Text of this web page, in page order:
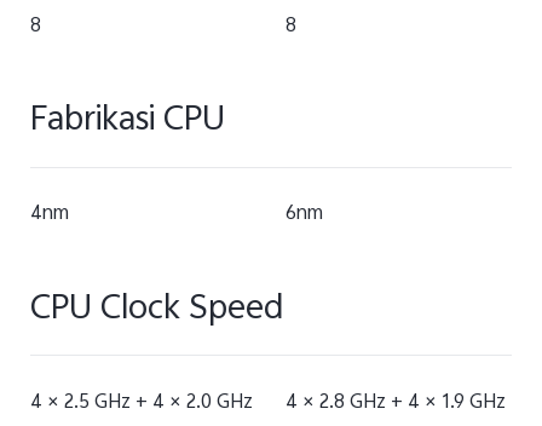
8 8
Fabrikasi CPU
4nm 6nm
CPU Clock Speed
4 × 2.5 GHz + 4 × 2.0 GHz 4 × 2.8 GHz + 4 × 1.9 GHz